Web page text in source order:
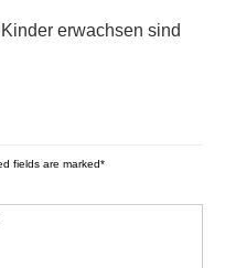
erwachsen sind
fields are marked*